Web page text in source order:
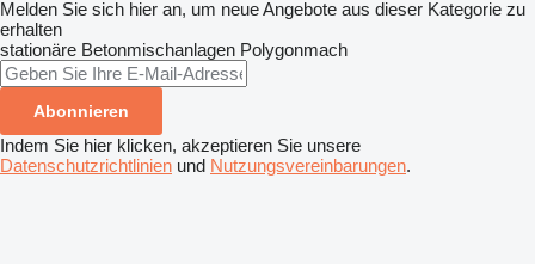
Melden Sie sich hier an, um neue Angebote aus dieser Kategorie zu
erhalten
stationäre Betonmischanlagen Polygonmach
Abonnieren
Indem Sie hier klicken, akzeptieren Sie unsere
Datenschutzrichtlinien und Nutzungsvereinbarungen.